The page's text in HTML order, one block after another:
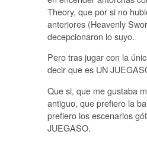
Theory, que por si no
anteriores (Heavenly
decepcionaron lo suyo.
Pero tras jugar con la
decir que es UN
Que si, que me gustaba
antiguo, que prefiero la
prefiero los escenarios
JUEGASO.